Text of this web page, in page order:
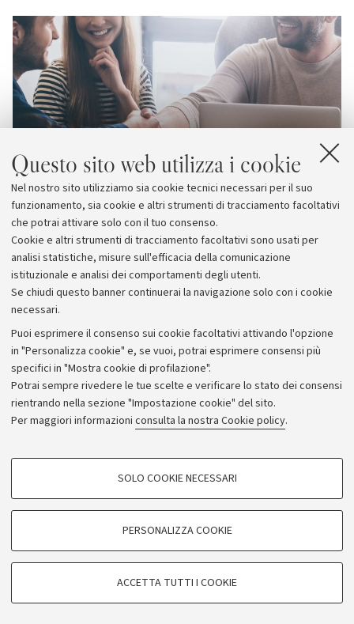
Questo sito web utilizza i cookie
Nel nostro sito utilizziamo sia cookie tecnici necessari per il suo
funzionamento, sia cookie e altri strumenti di tracciamento facoltativi
che potrai attivare solo con il tuo consenso.
Cookie e altri strumenti di tracciamento facoltativi sono usati per
analisi statistiche, misure sull'efficacia della comunicazione
istituzionale e analisi dei comportamenti degli utenti.
Se chiudi questo banner continuerai la navigazione solo con i cookie
necessari.
Puoi esprimere il consenso sui cookie facoltativi attivando l'opzione
in "Personalizza cookie" e, se vuoi, potrai esprimere consensi più
specifici in "Mostra cookie di profilazione".
Potrai sempre rivedere le tue scelte e verificare lo stato dei consensi
rientrando nella sezione "Impostazione cookie" del sito.
Per maggiori informazioni consulta la nostra Cookie policy.
COOKIE DI PROFILAZIONE - FACOLTATIVI
COOKIE TECNICI - NECESSARI
Si tratta di cookie tecnici utilizzati, a titolo esemplificativo, per il corretto
SOLO COOKIE NECESSARI
PERSONALIZZA COOKIE
ACCETTA TUTTI I COOKIE
Archivio
Comunicati stampa
Redazione
Rassegna stampa
© Copyright 2026 - ALMA MATER STUDIORUM - Università di
Bologna - Via Zamboni, 33 - 40126 Bologna - PI: 01131710376 -
CF: 80007010376
Privacy
Note legali Impostazioni Cookie